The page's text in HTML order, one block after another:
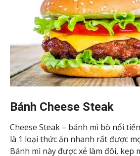
Bánh Cheese Steak
Cheese Steak – bánh mì bò nổi
là 1 loại thức ăn nhanh rất được
Bánh mì này được xẻ làm đôi, kẹp